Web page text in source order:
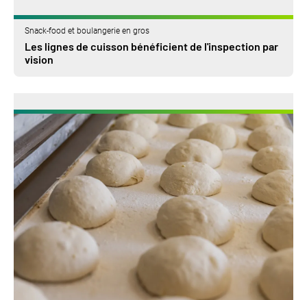
Snack-food et boulangerie en gros
Les lignes de cuisson bénéficient de l'inspection par
vision